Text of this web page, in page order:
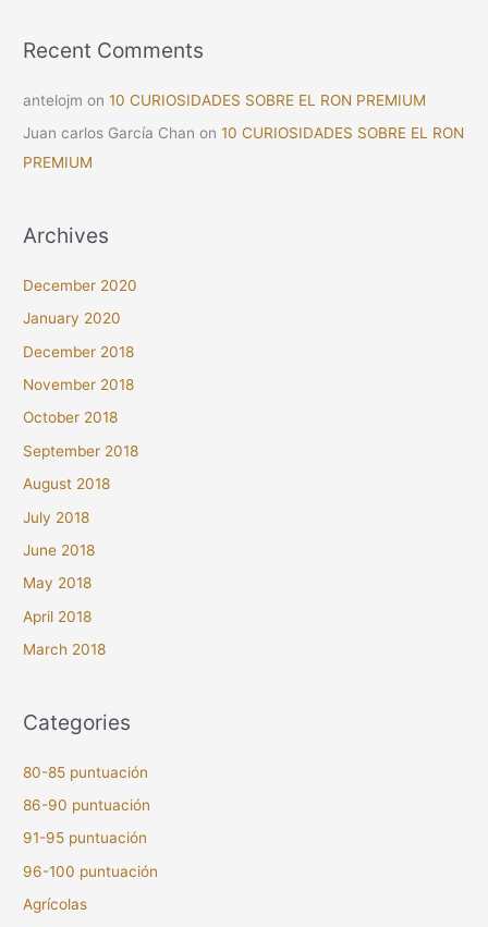
Recent Comments
antelojm on10 CURIOSIDADES SOBRE EL RON PREMIUM
Juan carlos García Chan on10 CURIOSIDADES SOBRE EL RON
PREMIUM
Archives
December 2020
January 2020
December 2018
November 2018
October 2018
September 2018
August 2018
July 2018
June 2018
May 2018
April 2018
March 2018
Categories
80-85 puntuación
86-90 puntuación
91-95 puntuación
96-100 puntuación
Agrícolas